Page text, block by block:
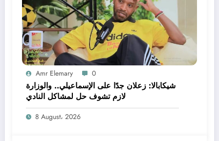
Amr Elemary 0
شيكابالا: زعلان جدًا على الإسماعيلي.. والوزارة
لازم تشوف حل لمشاكل النادي
8 August، 2026